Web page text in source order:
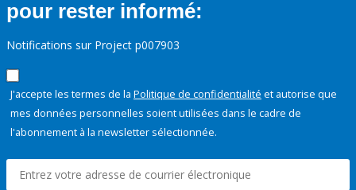
pour rester informé:
Notifications sur Project p007903
J'accepte les termes de la Politique de confidentialité et autorise que
mes données personnelles soient utilisées dans le cadre de
l'abonnement à la newsletter sélectionnée.